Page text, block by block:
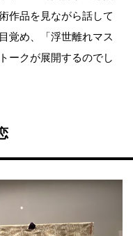
作品を見ながら話して
覚め、「浮世離れマス
ークが展開するのでし